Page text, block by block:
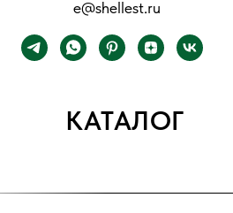
e@shellest.ru
КАТАЛОГ